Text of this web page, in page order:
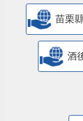
苗栗
酒